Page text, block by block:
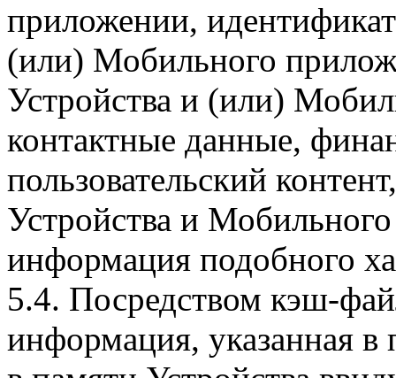
приложении,
(или) Мобильного
Устройства и (или)
контактные данные,
пользовательский
Устройства и
информация подобного
5.4. Посредством кэш-
информация, указанная в